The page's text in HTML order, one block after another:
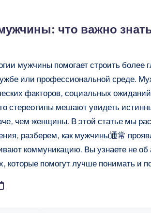
что важно
мужчины помогает строить более
или профессиональной среде.
факторов, социальных
стереотипы мешают увидеть
чем женщины. В этой статье мы
разберем, как мужчины通常
коммуникацию. Вы узнаете не
которые помогут лучше понимать и